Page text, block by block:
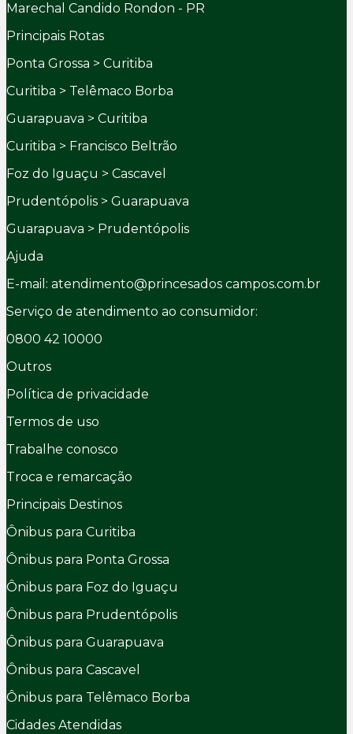
Marechal Candido Rondon - PR
Principais Rotas
Ponta Grossa > Curitiba
Curitiba > Telêmaco Borba
Guarapuava > Curitiba
Curitiba > Francisco Beltrão
Foz do Iguaçu > Cascavel
Prudentópolis > Guarapuava
Guarapuava > Prudentópolis
Ajuda
E-mail: atendimento@princesados campos.com.br
Serviço de atendimento ao consumidor:
0800 42 10000
Outros
Política de privacidade
Termos de uso
Trabalhe conosco
Troca e remarcação
Principais Destinos
Ônibus para Curitiba
Ônibus para Ponta Grossa
Ônibus para Foz do Iguaçu
Ônibus para Prudentópolis
Ônibus para Guarapuava
Ônibus para Cascavel
Ônibus para Telêmaco Borba
Cidades Atendidas